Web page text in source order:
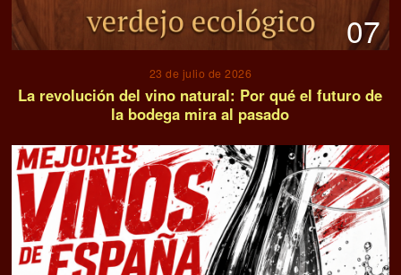
07
23 de julio de 2026
La revolución del vino natural: Por qué el futuro de
la bodega mira al pasado